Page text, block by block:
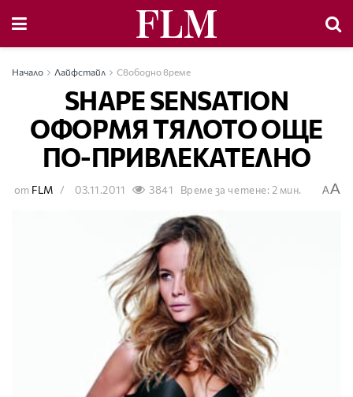
Начало Лайфстайл Свободно време
SHAPE SENSATION
ОФОРМЯ ТЯЛОТО ОЩЕ
ПО-ПРИВЛЕКАТЕЛНО
от FLM 03.11.2011 3841 Време за четене: 2 мин. AA